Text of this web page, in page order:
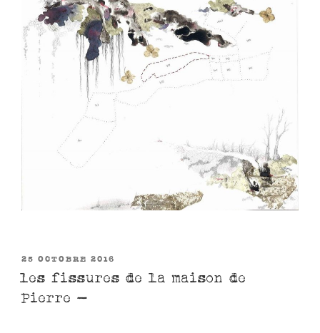
PUBLIÉ
25 OCTOBRE 2016
les fissures de la maison de
Pierre –